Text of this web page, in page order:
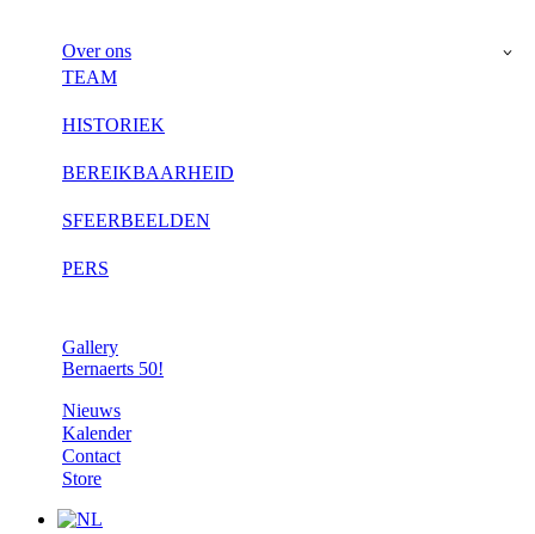
Over ons
TEAM
HISTORIEK
BEREIKBAARHEID
SFEERBEELDEN
PERS
Gallery
Bernaerts 50!
Nieuws
Kalender
Contact
Store